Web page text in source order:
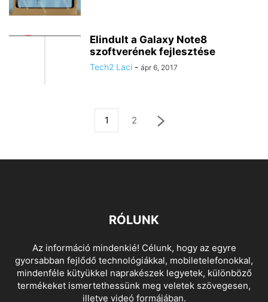
Elindult a Galaxy Note8
szoftverének fejlesztése
Tech2 Laci - ápr 6, 2017
1 2
RÓLUNK
Az információ mindenkié! Célunk, hogy az egyre
gyorsabban fejlődő technológiákkal, mobiletelefonokkal,
mindenféle kütyükkel naprakészek legyetek, különböző
termékeket ismertethessünk meg veletek szövegesen,
illetve videó formájában.